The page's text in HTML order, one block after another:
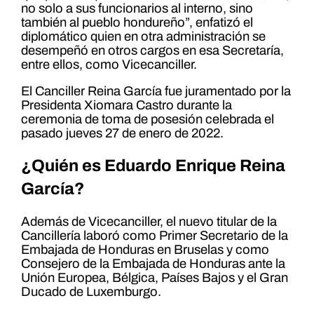
no solo a sus funcionarios al interno, sino
también al pueblo hondureño”, enfatizó el
diplomático quien en otra administración se
desempeñó en otros cargos en esa Secretaría,
entre ellos, como Vicecanciller.
El Canciller Reina García fue juramentado por la
Presidenta Xiomara Castro durante la
ceremonia de toma de posesión celebrada el
pasado jueves 27 de enero de 2022.
¿Quién es Eduardo Enrique Reina
García?
Además de Vicecanciller, el nuevo titular de la
Cancillería laboró como Primer Secretario de la
Embajada de Honduras en Bruselas y como
Consejero de la Embajada de Honduras ante la
Unión Europea, Bélgica, Países Bajos y el Gran
Ducado de Luxemburgo.